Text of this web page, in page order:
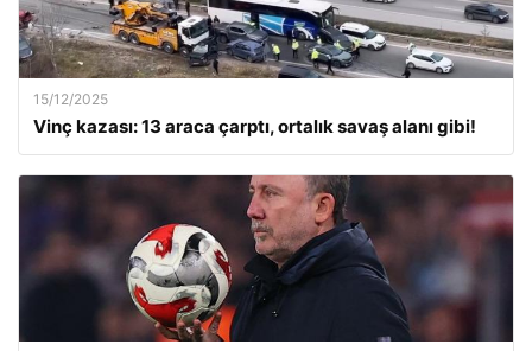
15/12/2025
Vinç kazası: 13 araca çarptı, ortalık savaş alanı gibi!